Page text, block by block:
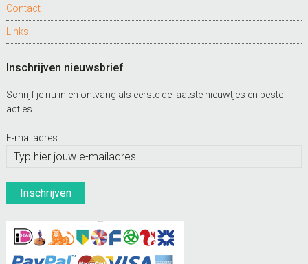
Contact
Links
Inschrijven nieuwsbrief
Schrijf je nu in en ontvang als eerste de laatste nieuwtjes en beste
acties.
E-mailadres: